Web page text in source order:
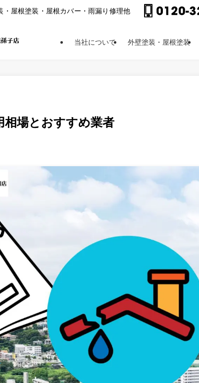
屋根塗装・屋根カバー・⾬漏り修理他
当社について 外壁塗装・屋根塗装
相場とおすすめ業者